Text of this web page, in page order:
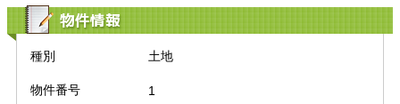
物件情報
種別 土地
物件番号 1